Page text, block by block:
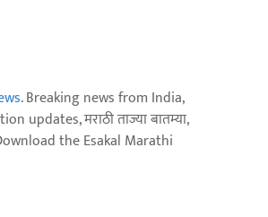
. Breaking news from India,
updates, मराठी ताज्या बातम्या,
the Esakal Marathi